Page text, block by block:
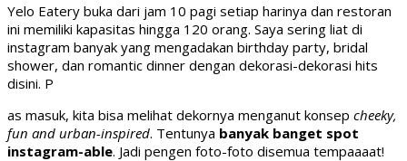
Yelo Eatery buka dari jam 10 pagi setiap harinya dan restoran
ini memiliki kapasitas hingga 120 orang. Saya sering liat di
instagram banyak yang mengadakan birthday party, bridal
shower, dan romantic dinner dengan dekorasi-dekorasi hits
disini. P
as masuk, kita bisa melihat dekornya menganut konsep cheeky,
fun and urban-inspired. Tentunya banyak banget spot
instagram-able. Jadi pengen foto-foto disemua tempaaaat!